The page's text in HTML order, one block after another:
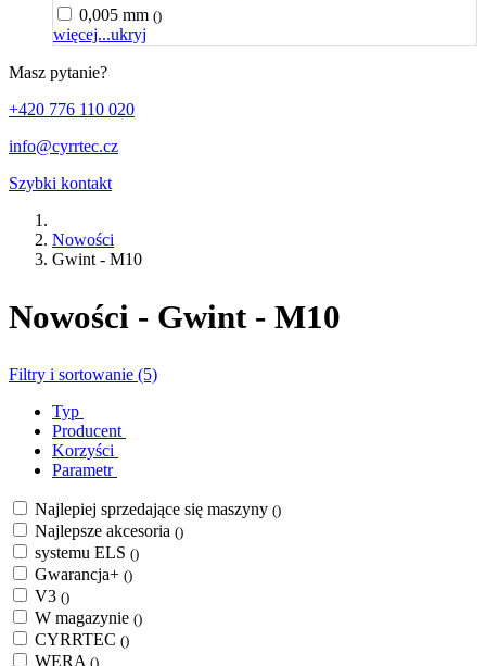
0,005 mm ()
więcej...ukryj
Masz pytanie?
+420 776 110 020
info@cyrrtec.cz
Szybki kontakt
Nowości
Gwint - M10
Nowości - Gwint - M10
Filtry i sortowanie (5)
Typ
Producent
Korzyści
Parametr
Najlepiej sprzedające się maszyny ()
Najlepsze akcesoria ()
systemu ELS ()
Gwarancja+ ()
V3 ()
W magazynie ()
CYRRTEC ()
WERA ()